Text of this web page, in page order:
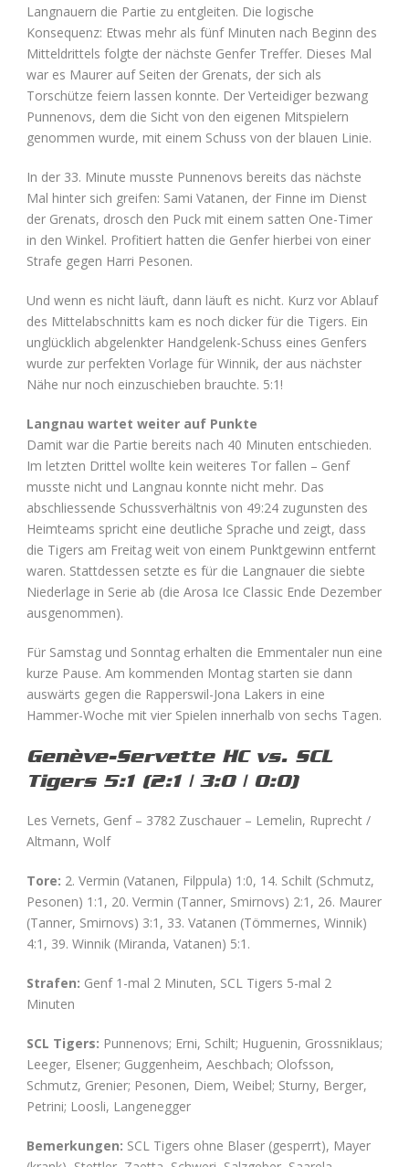
Langnauern die Partie zu entgleiten. Die logische
Konsequenz: Etwas mehr als fünf Minuten nach Beginn des
Mitteldrittels folgte der nächste Genfer Treffer. Dieses Mal
war es Maurer auf Seiten der Grenats, der sich als
Torschütze feiern lassen konnte. Der Verteidiger bezwang
Punnenovs, dem die Sicht von den eigenen Mitspielern
genommen wurde, mit einem Schuss von der blauen Linie.
In der 33. Minute musste Punnenovs bereits das nächste
Mal hinter sich greifen: Sami Vatanen, der Finne im Dienst
der Grenats, drosch den Puck mit einem satten One-Timer
in den Winkel. Profitiert hatten die Genfer hierbei von einer
Strafe gegen Harri Pesonen.
Und wenn es nicht läuft, dann läuft es nicht. Kurz vor Ablauf
des Mittelabschnitts kam es noch dicker für die Tigers. Ein
unglücklich abgelenkter Handgelenk-Schuss eines Genfers
wurde zur perfekten Vorlage für Winnik, der aus nächster
Nähe nur noch einzuschieben brauchte. 5:1!
Langnau wartet weiter auf Punkte
Damit war die Partie bereits nach 40 Minuten entschieden.
Im letzten Drittel wollte kein weiteres Tor fallen – Genf
musste nicht und Langnau konnte nicht mehr. Das
abschliessende Schussverhältnis von 49:24 zugunsten des
Heimteams spricht eine deutliche Sprache und zeigt, dass
die Tigers am Freitag weit von einem Punktgewinn entfernt
waren. Stattdessen setzte es für die Langnauer die siebte
Niederlage in Serie ab (die Arosa Ice Classic Ende Dezember
ausgenommen).
Für Samstag und Sonntag erhalten die Emmentaler nun eine
kurze Pause. Am kommenden Montag starten sie dann
auswärts gegen die Rapperswil-Jona Lakers in eine
Hammer-Woche mit vier Spielen innerhalb von sechs Tagen.
Genève-Servette HC vs. SCL
Tigers 5:1 (2:1 | 3:0 | 0:0)
Les Vernets, Genf – 3782 Zuschauer – Lemelin, Ruprecht /
Altmann, Wolf
Tore: 2. Vermin (Vatanen, Filppula) 1:0, 14. Schilt (Schmutz,
Pesonen) 1:1, 20. Vermin (Tanner, Smirnovs) 2:1, 26. Maurer
(Tanner, Smirnovs) 3:1, 33. Vatanen (Tömmernes, Winnik)
4:1, 39. Winnik (Miranda, Vatanen) 5:1.
Strafen: Genf 1-mal 2 Minuten, SCL Tigers 5-mal 2
Minuten
SCL Tigers: Punnenovs; Erni, Schilt; Huguenin, Grossniklaus;
Leeger, Elsener; Guggenheim, Aeschbach; Olofsson,
Schmutz, Grenier; Pesonen, Diem, Weibel; Sturny, Berger,
Petrini; Loosli, Langenegger
Bemerkungen: SCL Tigers ohne Blaser (gesperrt), Mayer